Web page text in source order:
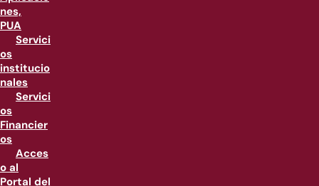
nes,
PUA
Servici
os
institucio
nales
Servici
os
Financier
os
Acces
o al
Portal del